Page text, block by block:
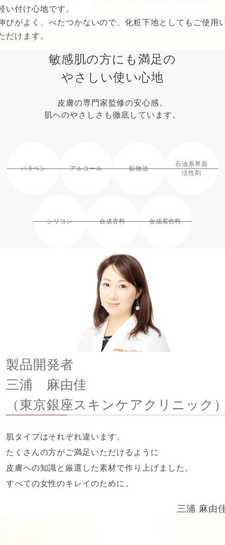
い付け心地です。
びがよく、べたつかないので、化粧下地としてもご使用
だけます。
敏感肌の方にも満足の
やさしい使い心地
皮膚の専門家監修の安心感。
肌へのやさしさも徹底しています。
パラベン アルコール 鉱物油
石油系界面
活性剤
シリコン 合成香料 合成着色料
製品開発者
三浦 麻由佳
（東京銀座スキンケアクリニック
肌タイプはそれぞれ違います。
たくさんの方がご満足いただけるように
皮膚への知識と厳選した素材で作り上げました。
すべての女性のキレイのために。
三浦 麻由